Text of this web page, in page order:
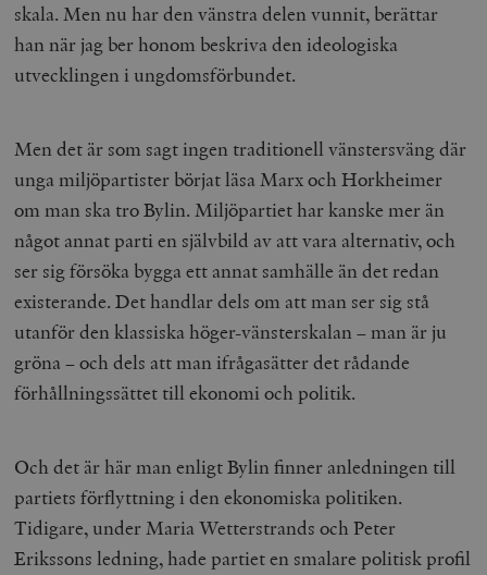
skala. Men nu har den vänstra delen vunnit, berättar
han när jag ber honom beskriva den ideologiska
utvecklingen i ungdomsförbundet.
Men det är som sagt ingen traditionell vänstersväng där
unga miljöpartister börjat läsa Marx och Horkheimer
om man ska tro Bylin. Miljöpartiet har kanske mer än
något annat parti en självbild av att vara alternativ, och
ser sig försöka bygga ett annat samhälle än det redan
existerande. Det handlar dels om att man ser sig stå
utanför den klassiska höger-vänsterskalan – man är ju
gröna – och dels att man ifrågasätter det rådande
förhållningssättet till ekonomi och politik.
Och det är här man enligt Bylin finner anledningen till
partiets förflyttning i den ekonomiska politiken.
Tidigare, under Maria Wetterstrands och Peter
Erikssons ledning, hade partiet en smalare politisk profil